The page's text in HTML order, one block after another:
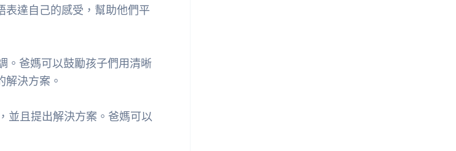
表達自己的感受，幫助他們平
。爸媽可以鼓勵孩子們用清晰
決方案。
並且提出解決方案。爸媽可以